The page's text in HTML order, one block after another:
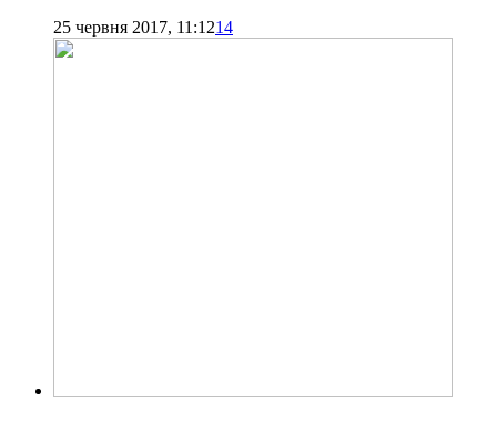
25 червня 2017, 11:1214